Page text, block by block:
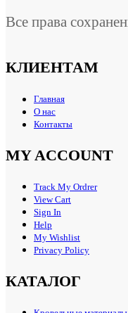
Все права
КЛИЕНТАМ
Главная
О нас
Контакты
MY ACCOUNT
Track My Ordrer
View Cart
Sign In
Help
My Wishlist
Privacy Policy
КАТАЛОГ